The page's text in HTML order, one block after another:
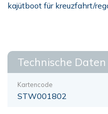
kajütboot für kreuzfahrt/
Technische Daten
Kartencode
STW001802